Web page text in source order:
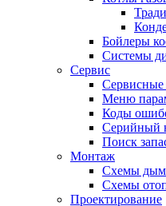
Бойлеры
Системы
Сервис
Меню
Коды
Серийный
Поиск
Монтаж
Схемы
Схемы
Проектирование